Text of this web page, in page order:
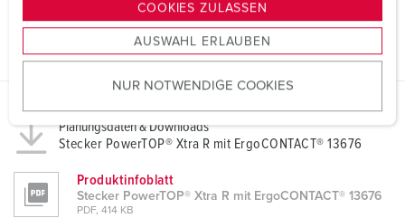
s
u
w
a
h
l
COOKIES ZULASSEN
AUSWAHL ERLAUBEN
NUR NOTWENDIGE COOKIES
Planungsdaten & Downloads
Stecker PowerTOP® Xtra R mit ErgoCONTACT® 13676
Produktinfoblatt
Stecker PowerTOP® Xtra R mit ErgoCONTACT® 13676
PDF, 414 KB